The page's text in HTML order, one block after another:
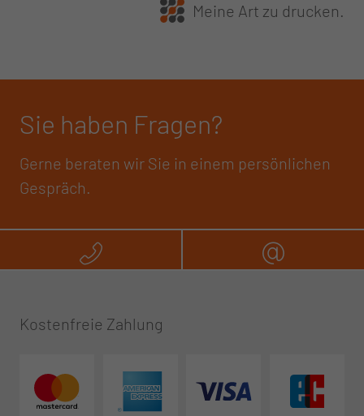
Meine Art zu drucken.
Sie haben Fragen?
Gerne beraten wir Sie in einem persönlichen
Gespräch.
Rufen Sie uns an
Kostenfreie Zahlung